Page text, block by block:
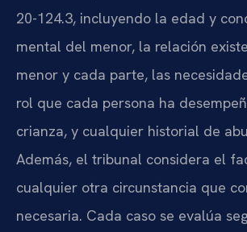
20-124.3, incluyendo la edad y
mental del menor, la relación
menor y cada parte, las
rol que cada persona ha
crianza, y cualquier historial de
Además, el tribunal considera el
cualquier otra circunstancia que
necesaria. Cada caso se evalúa